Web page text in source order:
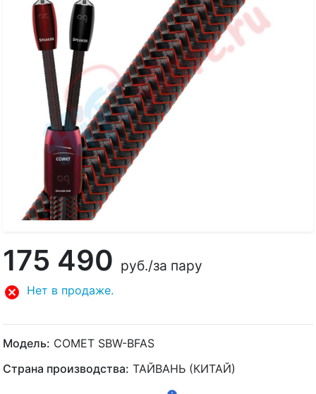
175 490 руб./за пару
Нет в продаже.
Модель: COMET SBW-BFAS
Страна производства: ТАЙВАНЬ (КИТАЙ)